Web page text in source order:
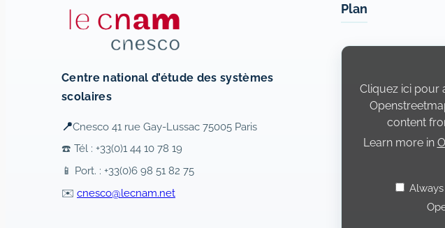
Centre national d’étude des systèmes
scolaires
📍Cnesco 41 rue Gay-Lussac 75005 Paris
☎️ Tél : +33(0)1 44 10 78 19
📱 Port. : +33(0)6 98 51 82 75
✉️ cnesco@lecnam.net
Plan
Display
Openstreetmap.fr
Cliquez ici pour
content
Learn more in